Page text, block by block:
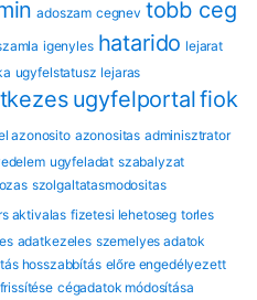
adoszam cegnev tobb ceg
igenyles hatarido lejarat
ugyfelstatusz lejaras
ugyfelportalfiok
azonosito azonositas adminisztrator
ugyfeladat szabalyzat
szolgaltatasmodositas
aktivalas fizetesi lehetoseg torles
adatkezeles szemelyes adatok
hosszabbítás előre engedélyezett
cégadatok módosítása